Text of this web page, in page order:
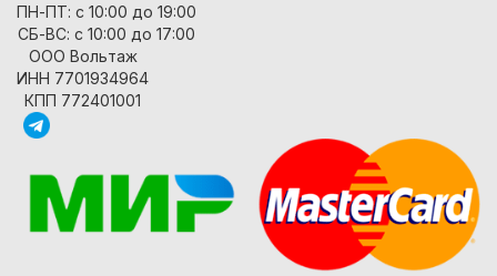
ПН-ПТ: с 10:00 до 19:00
СБ-ВС: с 10:00 до 17:00
ООО Вольтаж
ИНН 7701934964
КПП 772401001